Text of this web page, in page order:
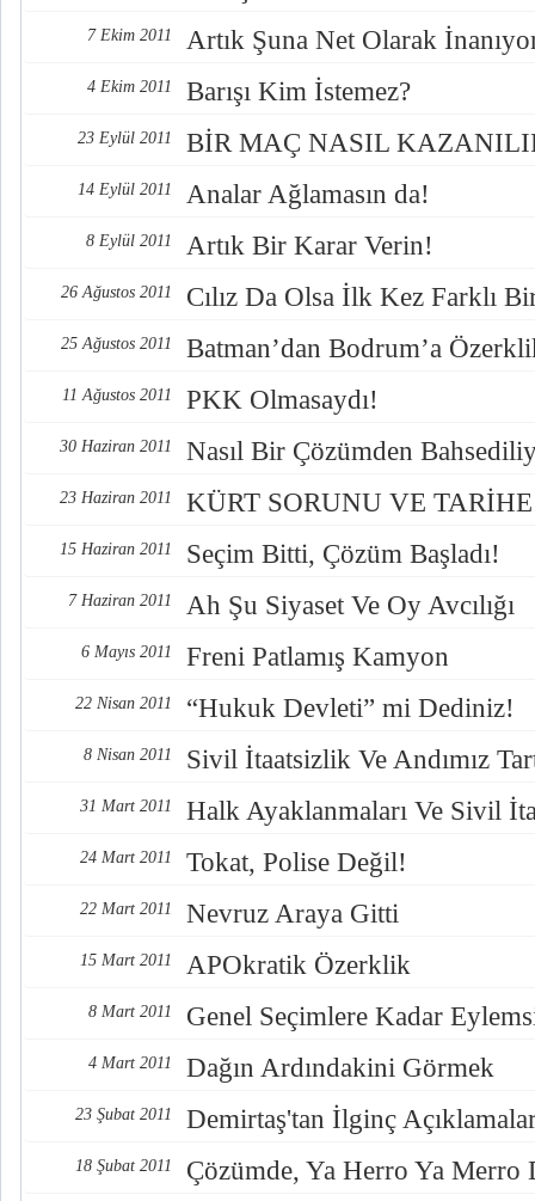
7 Ekim 2011 Artık Şuna Net Olarak
4 Ekim 2011 Barışı Kim İstemez?
23 Eylül 2011 BİR MAÇ NASIL
14 Eylül 2011 Analar Ağlamasın da!
8 Eylül 2011 Artık Bir Karar Verin!
26 Ağustos 2011 Cılız Da Olsa İlk Kez Farklı
25 Ağustos 2011 Batman’dan Bodrum’a
11 Ağustos 2011 PKK Olmasaydı!
30 Haziran 2011 Nasıl Bir Çözümden
23 Haziran 2011 KÜRT SORUNU VE
15 Haziran 2011 Seçim Bitti, Çözüm Başladı!
7 Haziran 2011 Ah Şu Siyaset Ve Oy Avcılığı
6 Mayıs 2011 Freni Patlamış Kamyon
22 Nisan 2011 “Hukuk Devleti” mi Dediniz!
8 Nisan 2011 Sivil İtaatsizlik Ve Andımız
31 Mart 2011 Halk Ayaklanmaları Ve Sivil
24 Mart 2011 Tokat, Polise Değil!
22 Mart 2011 Nevruz Araya Gitti
15 Mart 2011 APOkratik Özerklik
8 Mart 2011 Genel Seçimlere Kadar
4 Mart 2011 Dağın Ardındakini Görmek
23 Şubat 2011 Demirtaş'tan İlginç
18 Şubat 2011 Çözümde, Ya Herro Ya Merro